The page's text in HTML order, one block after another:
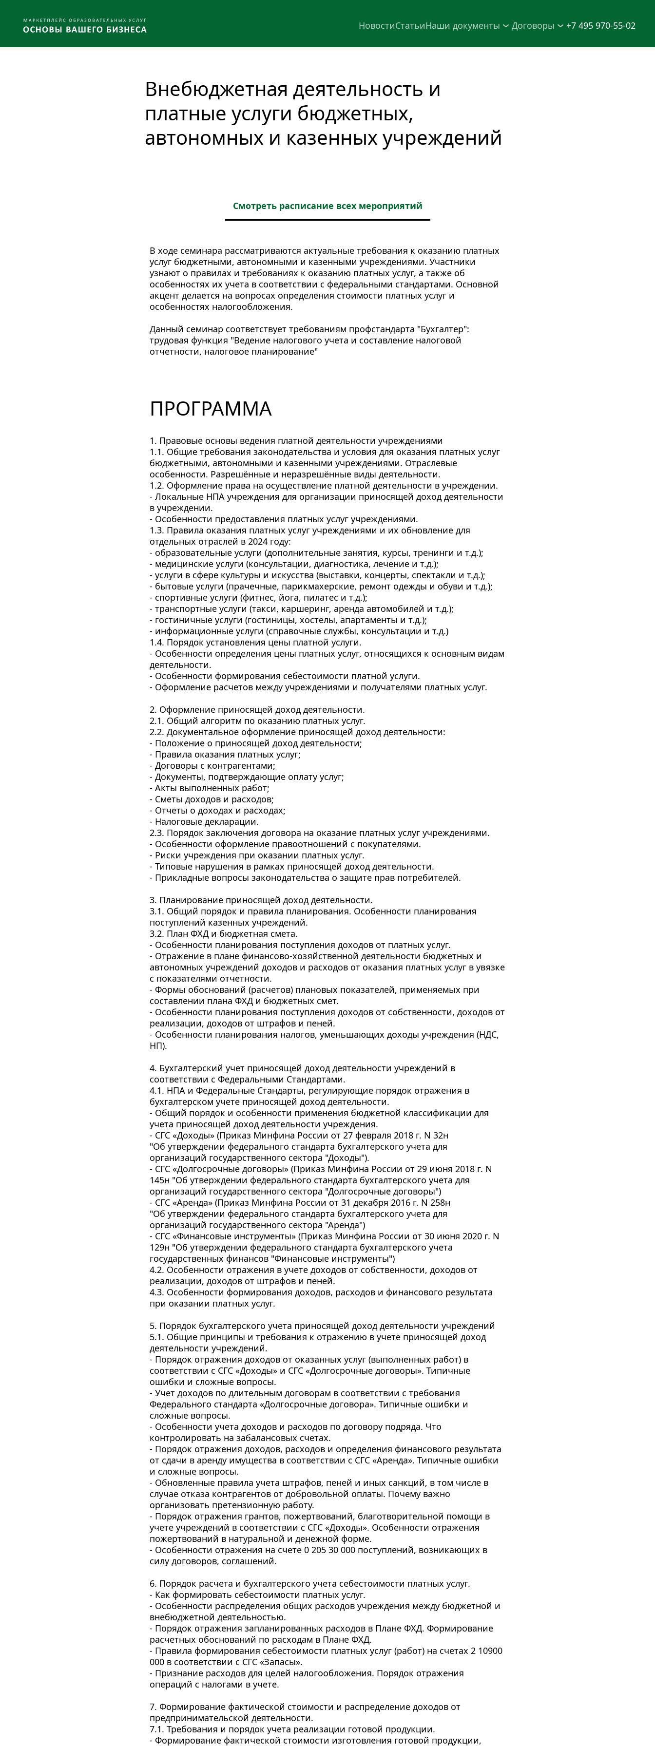
НовостиСтатьиНаши документы Договоры +7 495 970-55-02
Внебюджетная деятельность и
платные услуги бюджетных,
автономных и казенных учреждений
Смотреть расписание всех мероприятий
В ходе семинара рассматриваются актуальные требования к оказанию платных
услуг бюджетными, автономными и казенными учреждениями. Участники
узнают о правилах и требованиях к оказанию платных услуг, а также об
особенностях их учета в соответствии с федеральными стандартами. Основной
акцент делается на вопросах определения стоимости платных услуг и
особенностях налогообложения.
Данный семинар соответствует требованиям профстандарта "Бухгалтер":
трудовая функция "Ведение налогового учета и составление налоговой
отчетности, налоговое планирование"
ПРОГРАММА
1. Правовые основы ведения платной деятельности учреждениями
1.1. Общие требования законодательства и условия для оказания платных услуг
бюджетными, автономными и казенными учреждениями. Отраслевые
особенности. Разрешённые и неразрешённые виды деятельности.
1.2. Оформление права на осуществление платной деятельности в учреждении.
- Локальные НПА учреждения для организации приносящей доход деятельности
в учреждении.
- Особенности предоставления платных услуг учреждениями.
1.3. Правила оказания платных услуг учреждениями и их обновление для
отдельных отраслей в 2024 году:
- образовательные услуги (дополнительные занятия, курсы, тренинги и т.д.);
- медицинские услуги (консультации, диагностика, лечение и т.д.);
- услуги в сфере культуры и искусства (выставки, концерты, спектакли и т.д.);
- бытовые услуги (прачечные, парикмахерские, ремонт одежды и обуви и т.д.);
- спортивные услуги (фитнес, йога, пилатес и т.д.);
- транспортные услуги (такси, каршеринг, аренда автомобилей и т.д.);
- гостиничные услуги (гостиницы, хостелы, апартаменты и т.д.);
- информационные услуги (справочные службы, консультации и т.д.)
1.4. Порядок установления цены платной услуги.
- Особенности определения цены платных услуг, относящихся к основным видам
деятельности.
- Особенности формирования себестоимости платной услуги.
- Оформление расчетов между учреждениями и получателями платных услуг.
2. Оформление приносящей доход деятельности.
2.1. Общий алгоритм по оказанию платных услуг.
2.2. Документальное оформление приносящей доход деятельности:
- Положение о приносящей доход деятельности;
- Правила оказания платных услуг;
- Договоры с контрагентами;
- Документы, подтверждающие оплату услуг;
- Акты выполненных работ;
- Сметы доходов и расходов;
- Отчеты о доходах и расходах;
- Налоговые декларации.
2.3. Порядок заключения договора на оказание платных услуг учреждениями.
- Особенности оформление правоотношений с покупателями.
- Риски учреждения при оказании платных услуг.
- Типовые нарушения в рамках приносящей доход деятельности.
- Прикладные вопросы законодательства о защите прав потребителей.
3. Планирование приносящей доход деятельности.
3.1. Общий порядок и правила планирования. Особенности планирования
поступлений казенных учреждений.
3.2. План ФХД и бюджетная смета.
- Особенности планирования поступления доходов от платных услуг.
- Отражение в плане финансово-хозяйственной деятельности бюджетных и
автономных учреждений доходов и расходов от оказания платных услуг в увязке
с показателями отчетности.
- Формы обоснований (расчетов) плановых показателей, применяемых при
составлении плана ФХД и бюджетных смет.
- Особенности планирования поступления доходов от собственности, доходов от
реализации, доходов от штрафов и пеней.
- Особенности планирования налогов, уменьшающих доходы учреждения (НДС,
НП).
4. Бухгалтерский учет приносящей доход деятельности учреждений в
соответствии с Федеральными Стандартами.
4.1. НПА и Федеральные Стандарты, регулирующие порядок отражения в
бухгалтерском учете приносящей доход деятельности.
- Общий порядок и особенности применения бюджетной классификации для
учета приносящей доход деятельности учреждения.
- СГС «Доходы» (Приказ Минфина России от 27 февраля 2018 г. N 32н
"Об утверждении федерального стандарта бухгалтерского учета для
организаций государственного сектора "Доходы").
- СГС «Долгосрочные договоры» (Приказ Минфина России от 29 июня 2018 г. N
145н "Об утверждении федерального стандарта бухгалтерского учета для
организаций государственного сектора "Долгосрочные договоры")
- СГС «Аренда» (Приказ Минфина России от 31 декабря 2016 г. N 258н
"Об утверждении федерального стандарта бухгалтерского учета для
организаций государственного сектора "Аренда")
- СГС «Финансовые инструменты» (Приказ Минфина России от 30 июня 2020 г. N
129н "Об утверждении федерального стандарта бухгалтерского учета
государственных финансов "Финансовые инструменты")
4.2. Особенности отражения в учете доходов от собственности, доходов от
реализации, доходов от штрафов и пеней.
4.3. Особенности формирования доходов, расходов и финансового результата
при оказании платных услуг.
5. Порядок бухгалтерского учета приносящей доход деятельности учреждений
5.1. Общие принципы и требования к отражению в учете приносящей доход
деятельности учреждений.
- Порядок отражения доходов от оказанных услуг (выполненных работ) в
соответствии с СГС «Доходы» и СГС «Долгосрочные договоры». Типичные
ошибки и сложные вопросы.
- Учет доходов по длительным договорам в соответствии с требования
Федерального стандарта «Долгосрочные договора». Типичные ошибки и
сложные вопросы.
- Особенности учета доходов и расходов по договору подряда. Что
контролировать на забалансовых счетах.
- Порядок отражения доходов, расходов и определения финансового результата
от сдачи в аренду имущества в соответствии с СГС «Аренда». Типичные ошибки
и сложные вопросы.
- Обновленные правила учета штрафов, пеней и иных санкций, в том числе в
случае отказа контрагентов от добровольной оплаты. Почему важно
организовать претензионную работу.
- Порядок отражения грантов, пожертвований, благотворительной помощи в
учете учреждений в соответствии с СГС «Доходы». Особенности отражения
пожертвований в натуральной и денежной форме.
- Особенности отражения на счете 0 205 30 000 поступлений, возникающих в
силу договоров, соглашений.
6. Порядок расчета и бухгалтерского учета себестоимости платных услуг.
- Как формировать себестоимости платных услуг.
- Особенности распределения общих расходов учреждения между бюджетной и
внебюджетной деятельностью.
- Порядок отражения запланированных расходов в Плане ФХД. Формирование
расчетных обоснований по расходам в Плане ФХД.
- Правила формирования себестоимости платных услуг (работ) на счетах 2 10900
000 в соответствии с СГС «Запасы».
- Признание расходов для целей налогообложения. Порядок отражения
операций с налогами в учете.
7. Формирование фактической стоимости и распределение доходов от
предпринимательской деятельности.
7.1. Требования и порядок учета реализации готовой продукции.
- Формирование фактической стоимости изготовления готовой продукции,